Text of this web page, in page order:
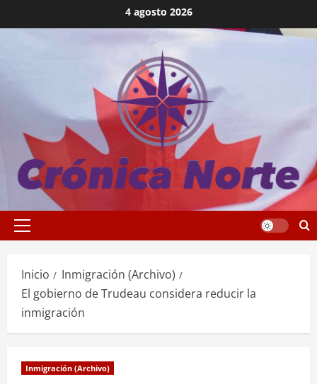
al
4 agosto 2026
Menú
Inicio
Inmigración (Archivo)
El gobierno de Trudeau considera reducir la
inmigración
Inmigración (Archivo)